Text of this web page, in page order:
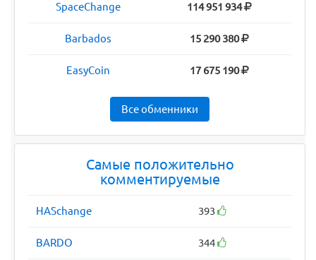
SpaceChange 114 951 934
Barbados 15 290 380
EasyCoin 17 675 190
Все обменники
Самые положительно
комментируемые
HASchange 393
BARDO 344